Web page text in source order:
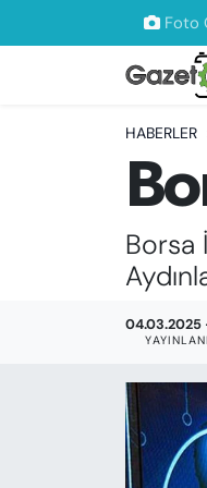
Foto
HABERLER
Borsa
04.03.2025
DÜNYA
EKONOMİ
EMEK
YENİ
GELİŞTİRMEK
FAYDALI
GÜNDEM
EĞİTİM
Nöbetçi
Hava Durumu
İstanbul Namaz
Trafik Durumu
Son Dakika
Haber Arşivi